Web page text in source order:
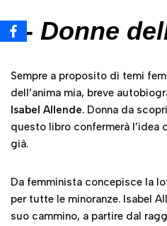
3- Donne
Sempre a proposito di temi
dell’anima mia, breve
Isabel Allende. Donna da
questo libro confermerà l’idea
già.
Da femminista concepisce la
per tutte le minoranze. Isabel
suo cammino, a partire dal